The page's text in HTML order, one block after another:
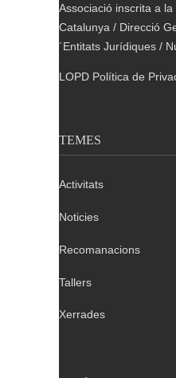
Associació inscrita a
Catalunya / Direcció
´Entitats Jurídiques /
LOPD Política de
TEMES
Activitats
Noticies
Recomanacions
Tallers
Xerrades